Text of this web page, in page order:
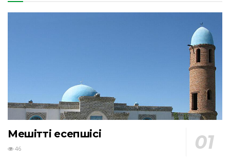
Мешіттің есепшісі
46